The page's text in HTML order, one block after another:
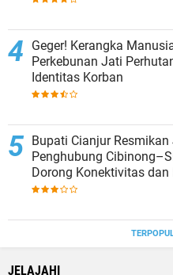
Geger! Kerangka
Perkebunan Jati
Identitas Korban
Bupati Cianjur Resmikan
Penghubung
Dorong Konektivitas dan
Ekonomi Cianjur Selatan
JELAJAHI